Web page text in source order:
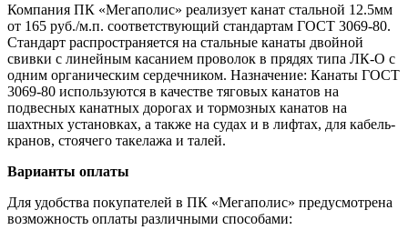
Компания ПК «Мегаполис» реализует канат стальной 12.5мм
от 165 руб./м.п. соответствующий стандартам ГОСТ 3069-80.
Стандарт распространяется на стальные канаты двойной
свивки с линейным касанием проволок в прядях типа ЛК-О с
одним органическим сердечником. Назначение: Канаты ГОСТ
3069-80 используются в качестве тяговых канатов на
подвесных канатных дорогах и тормозных канатов на
шахтных установках, а также на судах и в лифтах, для кабель-
кранов, стоячего такелажа и талей.
Варианты оплаты
Для удобства покупателей в ПК «Мегаполис» предусмотрена
возможность оплаты различными способами: